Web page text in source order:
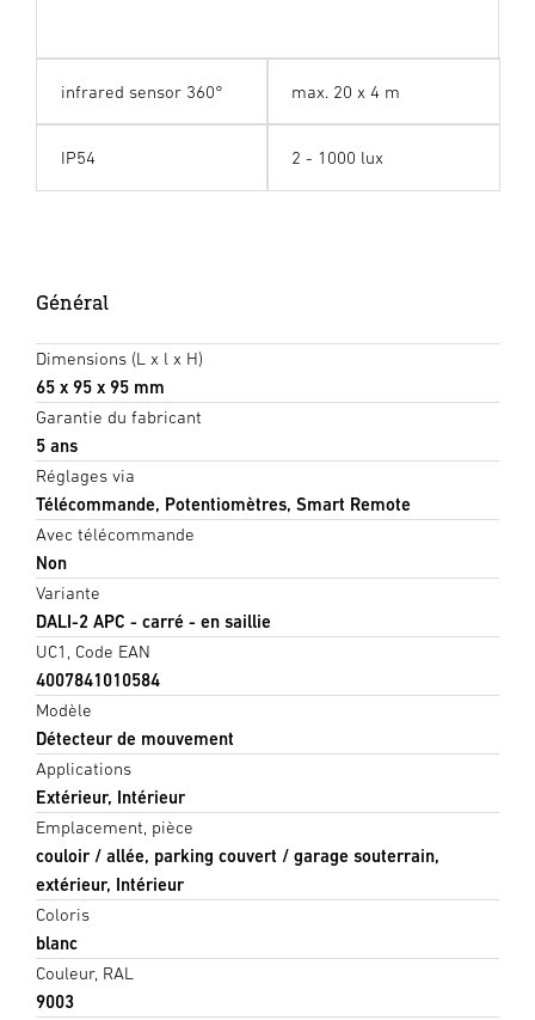
infrared sensor 360° max. 20 x 4 m
IP54 2 - 1000 lux
Général
Dimensions (L x l x H)
65 x 95 x 95 mm
Garantie du fabricant
5 ans
Réglages via
Télécommande, Potentiomètres, Smart Remote
Avec télécommande
Non
Variante
DALI-2 APC - carré - en saillie
UC1, Code EAN
4007841010584
Modèle
Détecteur de mouvement
Applications
Extérieur, Intérieur
Emplacement, pièce
couloir / allée, parking couvert / garage souterrain,
extérieur, Intérieur
Coloris
blanc
Couleur, RAL
9003